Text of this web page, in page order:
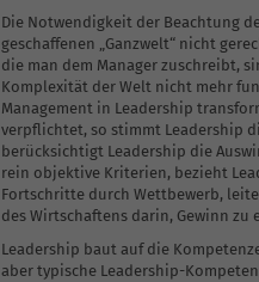
Die Notwendigkeit der Beachtung
geschaffenen „Ganzwelt“ nicht
die man dem Manager zuschreibt,
Komplexität der Welt nicht mehr
Management in Leadership
verpflichtet, so stimmt Leadership
berücksichtigt Leadership die
rein objektive Kriterien, bezieht
Fortschritte durch Wettbewerb,
des Wirtschaftens darin, Gewinn
Leadership baut auf die
aber typische Leadership-